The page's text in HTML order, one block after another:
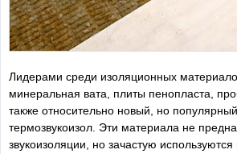
Лидерами среди изоляционных
минеральная вата, плиты пенопласта,
также относительно новый, но
термозвукоизол. Эти материала не
звукоизоляции, но зачастую